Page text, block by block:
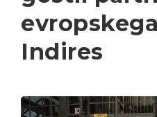
Indires